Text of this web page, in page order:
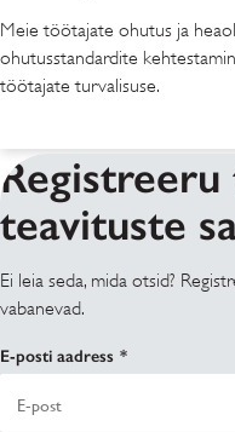
Meie töötajate ohutus ja
ohutusstandardite
töötajate turvalisuse.
teavituste
Ei leia seda, mida otsid?
vabanevad.
E-posti aadress